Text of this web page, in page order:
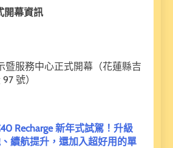
開幕資訊
暨服務中心正式開幕（花蓮縣吉
號）
Recharge 新年式試駕！升級
續航提升，還加入超好用的單